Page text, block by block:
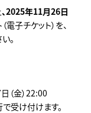
、2025年11月26日
子チケット）を、
。
（金）22:00
受け付けます。